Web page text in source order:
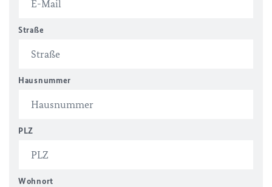
Straße
Hausnummer
PLZ
Wohnort